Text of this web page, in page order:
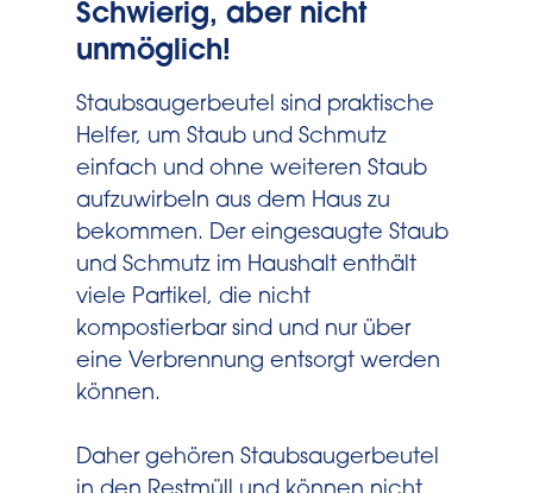
Schwierig, aber nicht
unmöglich!
Staubsaugerbeutel sind praktische
Helfer, um Staub und Schmutz
einfach und ohne weiteren Staub
aufzuwirbeln aus dem Haus zu
bekommen. Der eingesaugte Staub
und Schmutz im Haushalt enthält
viele Partikel, die nicht
kompostierbar sind und nur über
eine Verbrennung entsorgt werden
können.
Daher gehören Staubsaugerbeutel